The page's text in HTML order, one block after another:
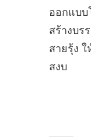
ออกแบบ
สร้างบร
สายรุ้ง
สงบ